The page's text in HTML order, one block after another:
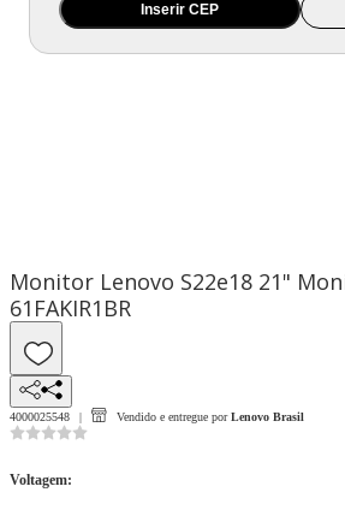
Inserir CEP
Monitor Lenovo S22e18 21"
61FAKIR1BR
4000025548 Vendido e entregue por Lenovo Brasil
Voltagem: